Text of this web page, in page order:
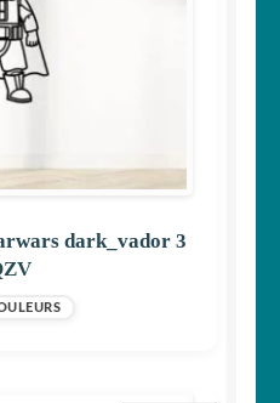
dark_vador 3